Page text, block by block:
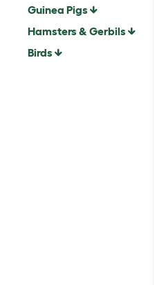
Guinea Pigs
Hamsters & Gerbils
Birds